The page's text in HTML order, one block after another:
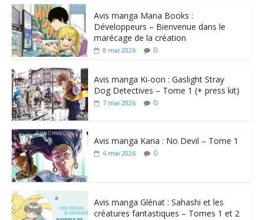
Avis manga Mana Books :
Développeurs – Bienvenue dans le
marécage de la création
8 mai 2026 0
Avis manga Ki-oon : Gaslight Stray
Dog Detectives – Tome 1 (+ press kit)
7 mai 2026 0
Avis manga Kana : No Devil – Tome 1
6 mai 2026 0
Avis manga Glénat : Sahashi et les
créatures fantastiques – Tomes 1 et 2